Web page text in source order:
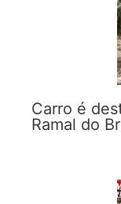
Carro é
Ramal do